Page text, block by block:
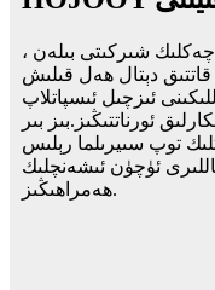
شىركىتى بىلەن ،
دېتال ھەل قىلىش
ئىزچىل ئىسپاتلاپ
ئورناتتىڭىز.بىز بىر
توپ سىيرىلما رېلىس
ئۈچۈن ئىشەنچلىك
ھەمراھىڭىز.